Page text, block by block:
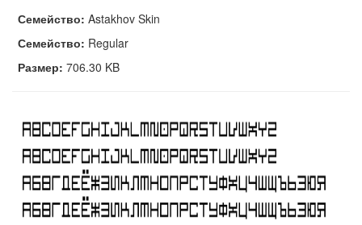
Семейство: Astakhov Skin
Семейство: Regular
Размер: 706.30 KB